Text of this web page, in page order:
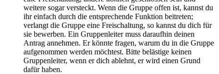
weitere sogar versteckt. Wenn die Gruppe offen ist, kannst du
ihr einfach durch die entsprechende Funktion beitreten;
verlangt die Gruppe eine Freischaltung, so kannst du dich für
sie bewerben. Ein Gruppenleiter muss daraufhin deinen
Antrag annehmen. Er könnte fragen, warum du in die Gruppe
aufgenommen werden möchtest. Bitte belästige keinen
Gruppenleiter, wenn er dich ablehnt, er wird einen Grund
dafür haben.